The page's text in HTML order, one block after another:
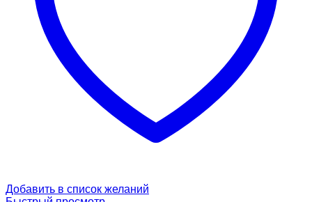
Добавить в список желаний